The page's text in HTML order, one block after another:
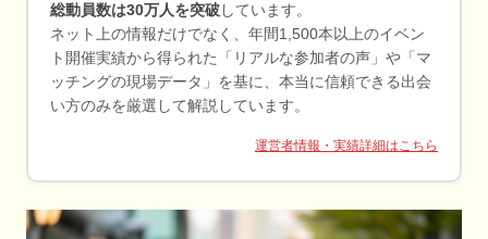
総動員数は30万人を突破 しています。
ネット上の情報だけでなく、年間1,500本以上のイベン
ト開催実績から得られた「リアルな参加者の声」や「マ
ッチングの現場データ」を基に、本当に信頼できる出会
い方のみを厳選して解説しています。
運営者情報・実績詳細はこちら